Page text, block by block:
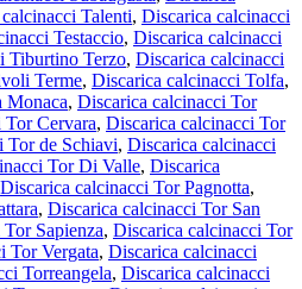
Talenti, Discarica calcinacci
Testaccio, Discarica calcinacci
Tiburtino Terzo, Discarica calcinacci
Terme, Discarica calcinacci Tolfa,
Monaca, Discarica calcinacci Tor
Cervara, Discarica calcinacci Tor
Tor de Schiavi, Discarica calcinacci
Tor Di Valle, Discarica
Discarica calcinacci Tor Pagnotta,
, Discarica calcinacci Tor San
Sapienza, Discarica calcinacci Tor
Tor Vergata, Discarica calcinacci
Torreangela, Discarica calcinacci